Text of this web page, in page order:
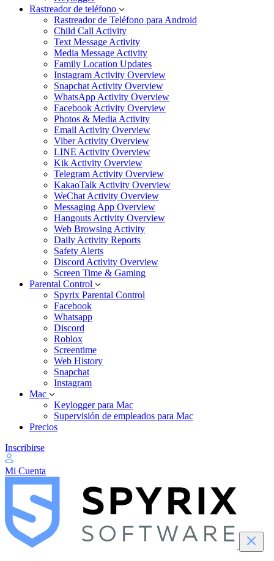
Rastreador de teléfono
Rastreador de Teléfono para Android
Child Call Activity
Text Message Activity
Media Message Activity
Family Location Updates
Instagram Activity Overview
Snapchat Activity Overview
WhatsApp Activity Overview
Facebook Activity Overview
Photos & Media Activity
Email Activity Overview
Viber Activity Overview
LINE Activity Overview
Kik Activity Overview
Telegram Activity Overview
KakaoTalk Activity Overview
WeChat Activity Overview
Messaging App Overview
Hangouts Activity Overview
Web Browsing Activity
Daily Activity Reports
Safety Alerts
Discord Activity Overview
Screen Time & Gaming
Parental Control
Spyrix Parental Control
Facebook
Whatsapp
Discord
Roblox
Screentime
Web History
Snapchat
Instagram
Mac
Keylogger para Mac
Supervisión de empleados para Mac
Precios
Inscribirse
Mi Cuenta